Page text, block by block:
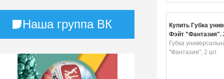
Наша группа ВК
Купить Губка
Фэйт "Фантазия",
Губка
"Фантазия", 2 шт